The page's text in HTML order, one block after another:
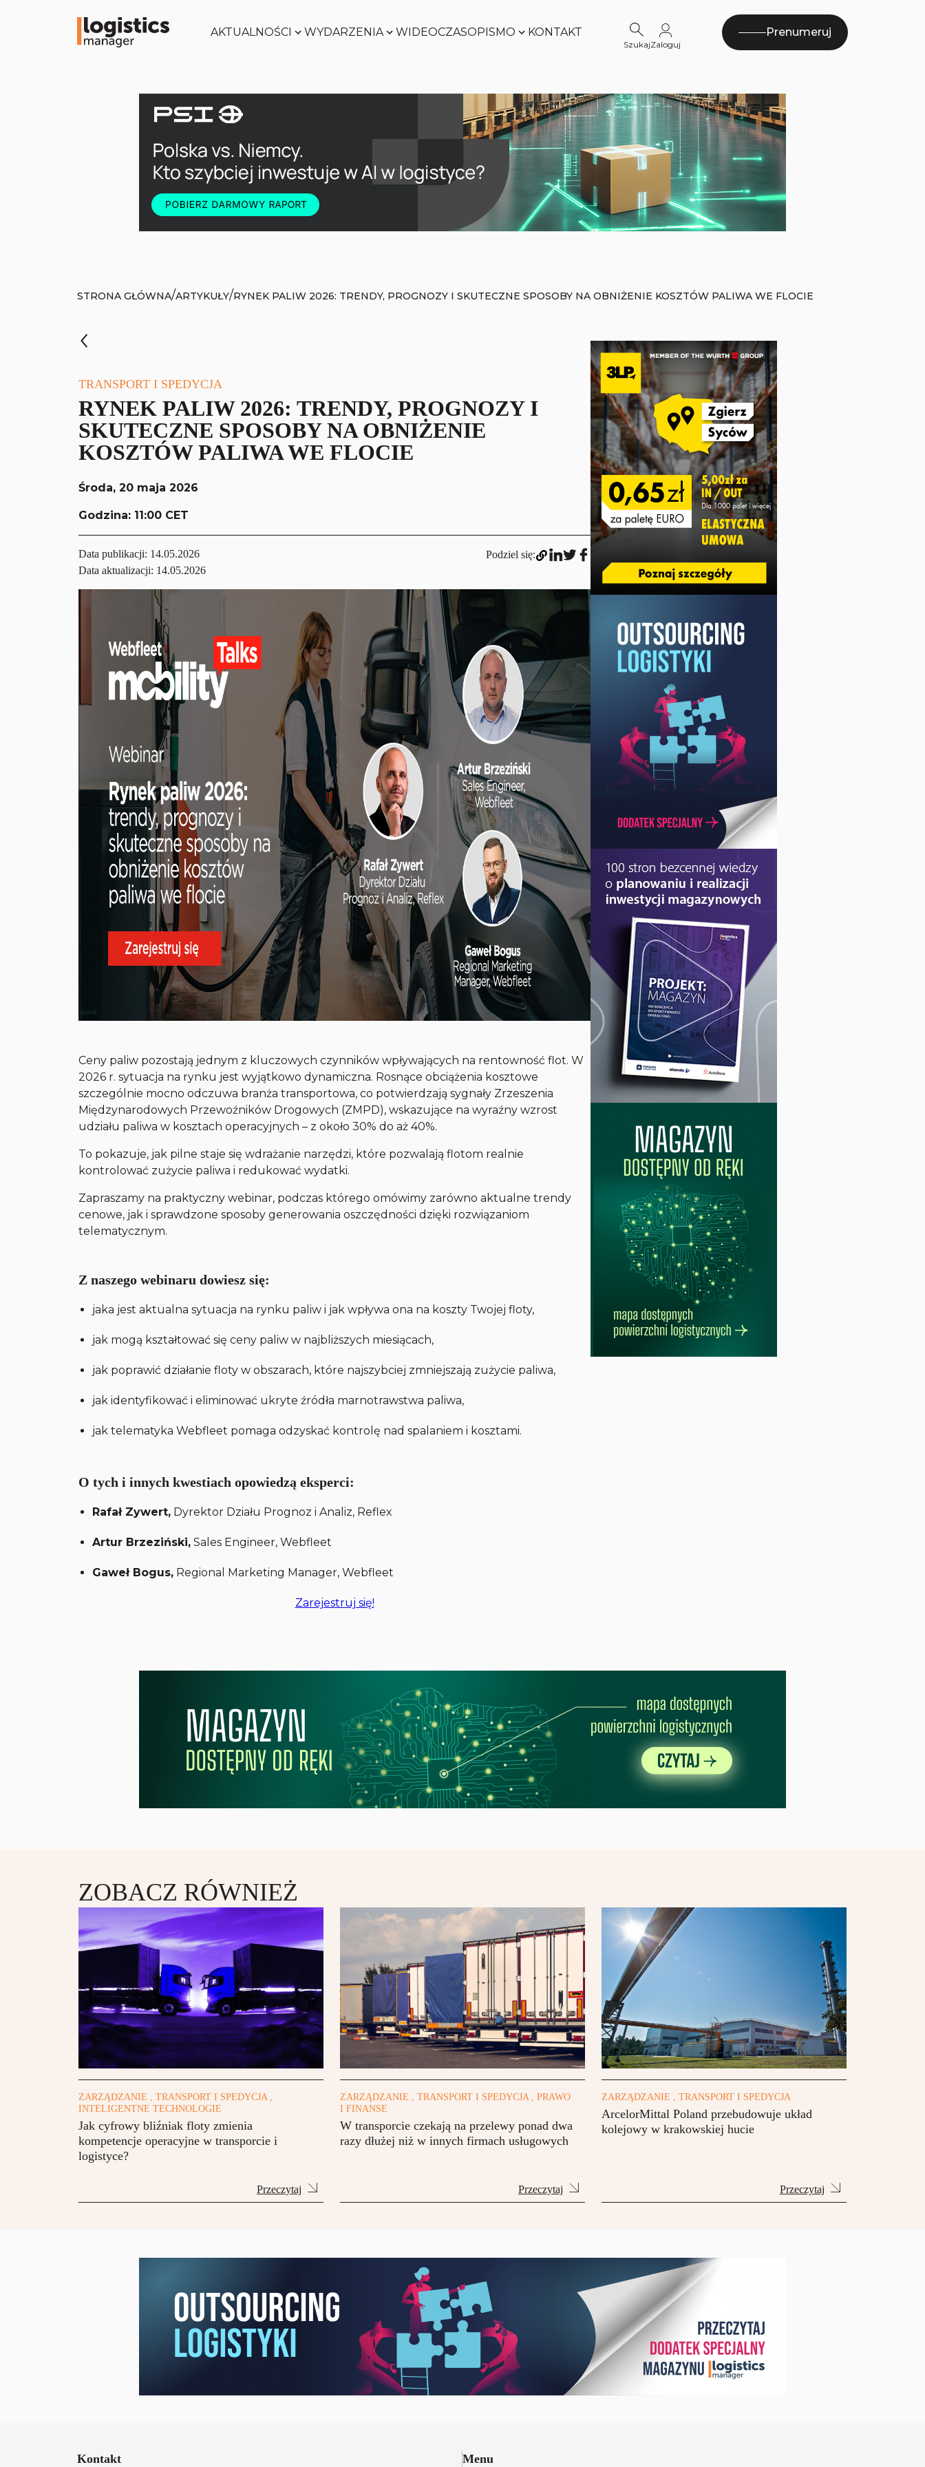
AKTUALNOŚCI WYDARZENIA
Zobacz
WIDEOCZASOPISMO
Zobacz
KONTAKT
SzukajZaloguj
Prenumeruj
Zobacz
STRONA GŁÓWNA/ARTYKUŁY/RYNEK PALIW 2026: TRENDY, PROGNOZY I SKUTECZNE SPOSOBY NA OBNIŻENIE KOSZTÓW PALIWA WE FLOCIE
TRANSPORT I SPEDYCJA
RYNEK PALIW 2026: TRENDY, PROGNOZY I
SKUTECZNE SPOSOBY NA OBNIŻENIE
KOSZTÓW PALIWA WE FLOCIE
Środa, 20 maja 2026
Godzina: 11:00 CET
Data publikacji: 14.05.2026
Data aktualizacji: 14.05.2026
Podziel się:
Ceny paliw pozostają jednym z kluczowych czynników wpływających na rentowność flot. W
2026 r. sytuacja na rynku jest wyjątkowo dynamiczna. Rosnące obciążenia kosztowe
szczególnie mocno odczuwa branża transportowa, co potwierdzają sygnały Zrzeszenia
Międzynarodowych Przewoźników Drogowych (ZMPD), wskazujące na wyraźny wzrost
udziału paliwa w kosztach operacyjnych – z około 30% do aż 40%.
To pokazuje, jak pilne staje się wdrażanie narzędzi, które pozwalają flotom realnie
kontrolować zużycie paliwa i redukować wydatki.
Zapraszamy na praktyczny webinar, podczas którego omówimy zarówno aktualne trendy
cenowe, jak i sprawdzone sposoby generowania oszczędności dzięki rozwiązaniom
telematycznym.
Z naszego webinaru dowiesz się:
jaka jest aktualna sytuacja na rynku paliw i jak wpływa ona na koszty Twojej floty,
jak mogą kształtować się ceny paliw w najbliższych miesiącach,
jak poprawić działanie floty w obszarach, które najszybciej zmniejszają zużycie paliwa,
jak identyfikować i eliminować ukryte źródła marnotrawstwa paliwa,
jak telematyka Webfleet pomaga odzyskać kontrolę nad spalaniem i kosztami.
O tych i innych kwestiach opowiedzą eksperci:
Rafał Zywert, Dyrektor Działu Prognoz i Analiz, Reflex
Artur Brzeziński, Sales Engineer, Webfleet
Gaweł Bogus, Regional Marketing Manager, Webfleet
Zarejestruj się!
ZOBACZ RÓWNIEŻ
ZARZĄDZANIE , TRANSPORT I SPEDYCJA ,
INTELIGENTNE TECHNOLOGIE
Jak cyfrowy bliźniak floty zmienia
kompetencje operacyjne w transporcie i
logistyce?
Przeczytaj
ZARZĄDZANIE , TRANSPORT I SPEDYCJA , PRAWO
I FINANSE
W transporcie czekają na przelewy ponad dwa
razy dłużej niż w innych firmach usługowych
Przeczytaj
ZARZĄDZANIE , TRANSPORT I SPEDYCJA
ArcelorMittal Poland przebudowuje układ
kolejowy w krakowskiej hucie
Przeczytaj
Kontakt Menu